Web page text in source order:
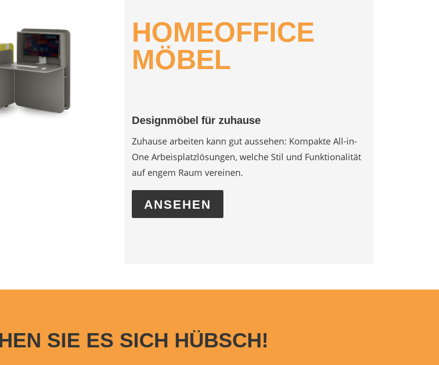
HOMEOFFICE
MÖBEL
Designmöbel für zuhause
Zuhause arbeiten kann gut aussehen: Kompakte All-in-
One Arbeisplatzlösungen, welche Stil und Funktionalität
auf engem Raum vereinen.
ANSEHEN
SIE ES SICH HÜBSCH!